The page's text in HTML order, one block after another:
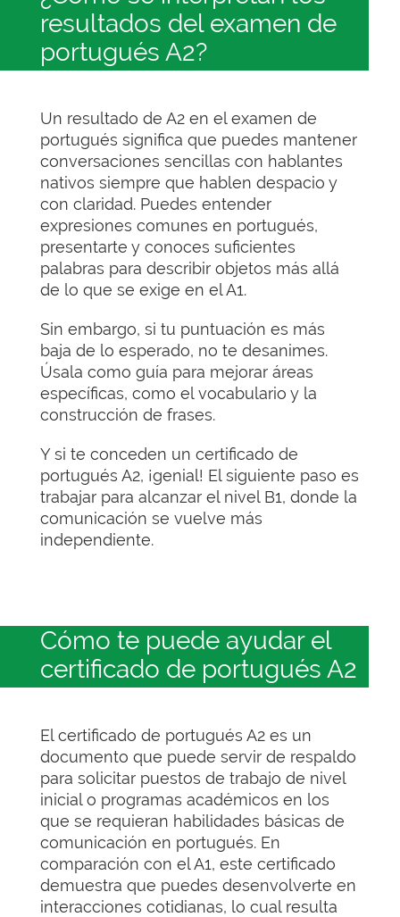
resultados del examen de
portugués A2?
Un resultado de A2 en el examen de
portugués significa que puedes mantener
conversaciones sencillas con hablantes
nativos siempre que hablen despacio y
con claridad. Puedes entender
expresiones comunes en portugués,
presentarte y conoces suficientes
palabras para describir objetos más allá
de lo que se exige en el A1.
Sin embargo, si tu puntuación es más
baja de lo esperado, no te desanimes.
Úsala como guía para mejorar áreas
específicas, como el vocabulario y la
construcción de frases.
Y si te conceden un certificado de
portugués A2, ¡genial! El siguiente paso es
trabajar para alcanzar el nivel B1, donde la
comunicación se vuelve más
independiente.
Cómo te puede ayudar el
certificado de portugués A2
El certificado de portugués A2 es un
documento que puede servir de respaldo
para solicitar puestos de trabajo de nivel
inicial o programas académicos en los
que se requieran habilidades básicas de
comunicación en portugués. En
comparación con el A1, este certificado
demuestra que puedes desenvolverte en
interacciones cotidianas, lo cual resulta